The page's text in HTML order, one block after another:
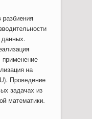
применение
на
Проведение
задачах из
математики.